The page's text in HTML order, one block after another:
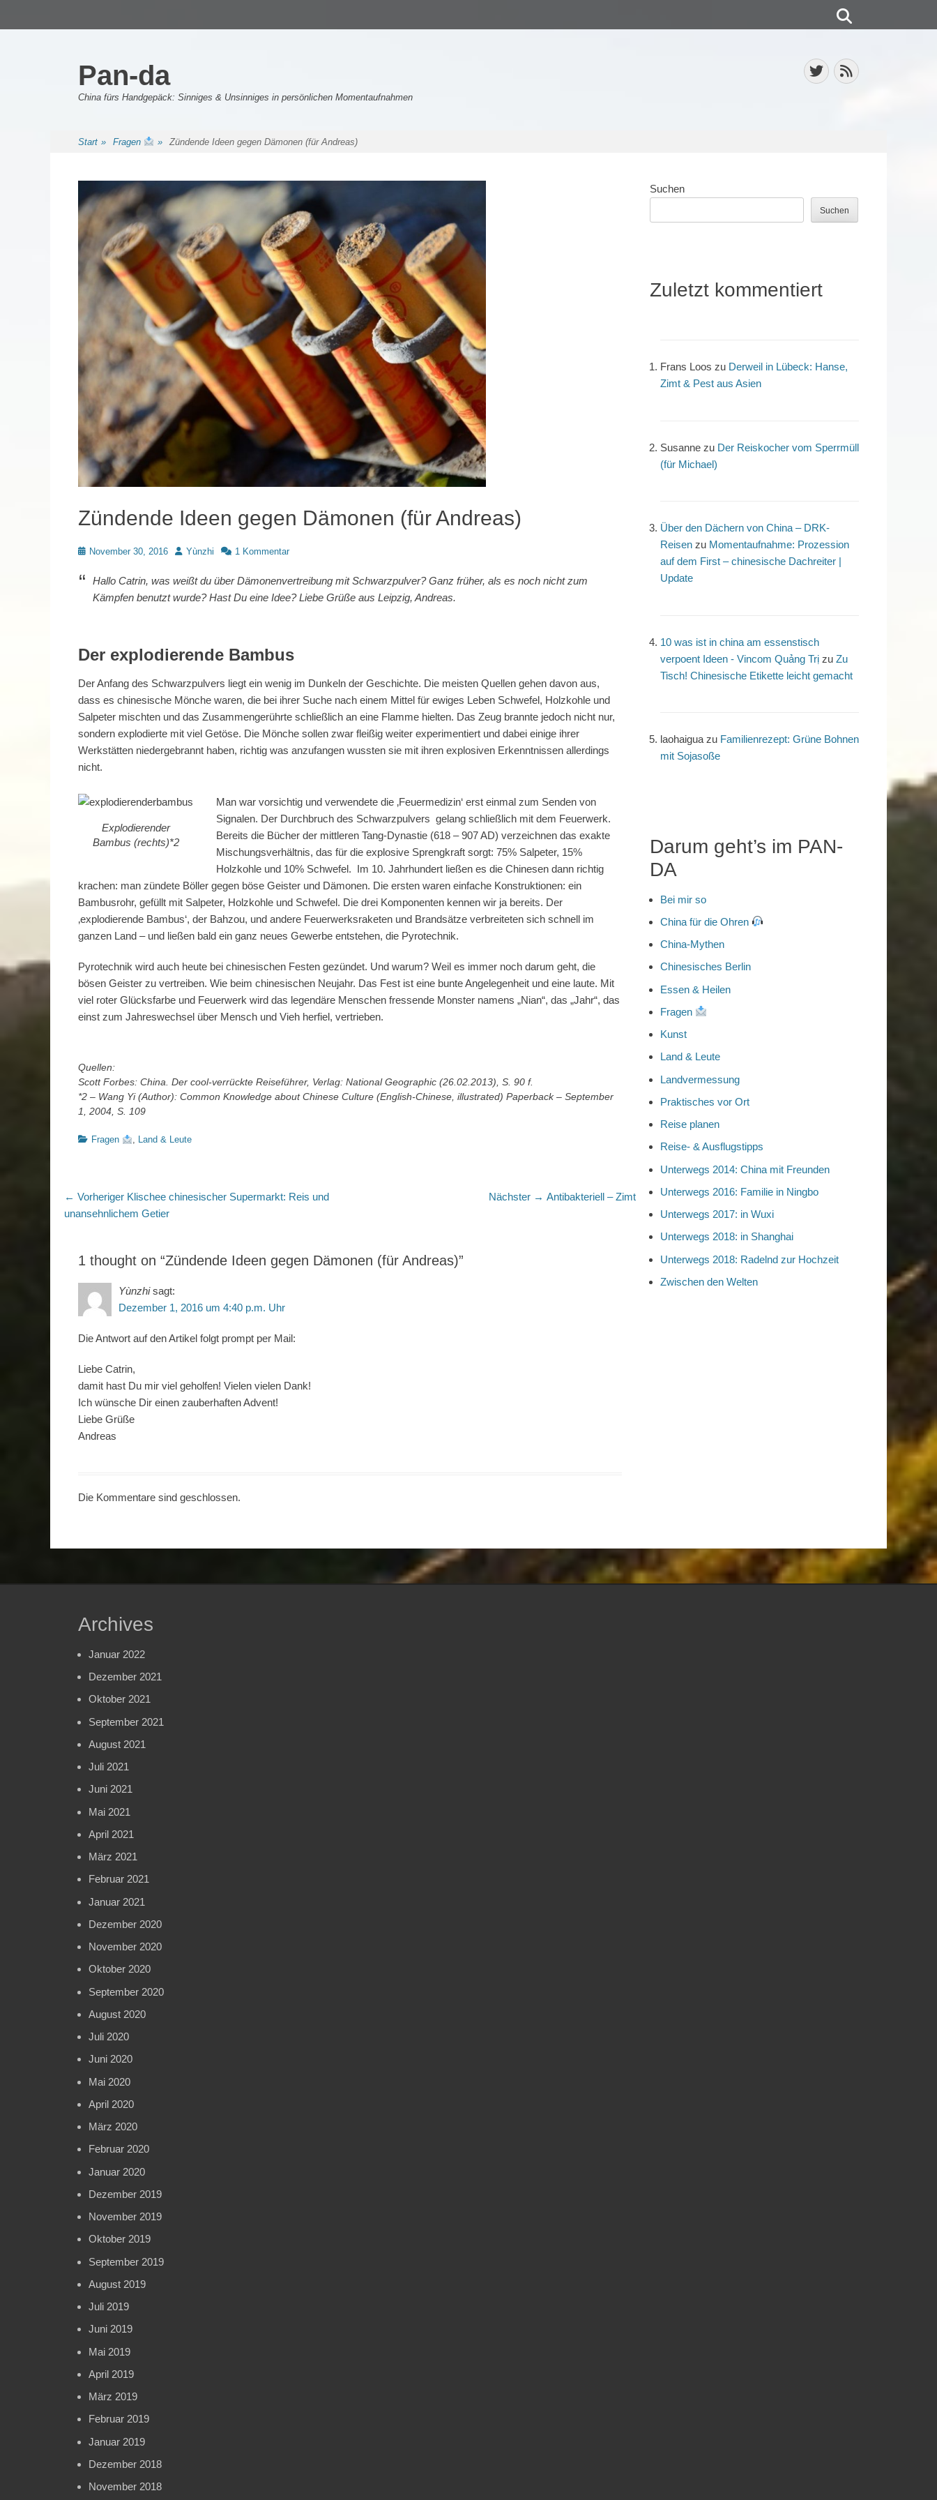
Pan-da
China fürs Handgepäck: Sinniges & Unsinniges in persönlichen Momentaufnahmen
Twitter
Feed
Sekundäres Menü
ZumStart » Fragen » Zündende Ideen gegen Dämonen (für Andreas)
Zündende Ideen gegen Dämonen (für Andreas)
PostedNovember 30, 2016 AutorYùnzhi 1 Kommentar
Hallo Catrin, was weißt du über Dämonenvertreibung mit Schwarzpulver? Ganz früher, als es noch nicht zum
Kämpfen benutzt wurde? Hast Du eine Idee? Liebe Grüße aus Leipzig, Andreas.
Der explodierende Bambus
Der Anfang des Schwarzpulvers liegt ein wenig im Dunkeln der Geschichte. Die meisten Quellen gehen davon aus,
dass es chinesische Mönche waren, die bei ihrer Suche nach einem Mittel für ewiges Leben Schwefel, Holzkohle und
Salpeter mischten und das Zusammengerührte schließlich an eine Flamme hielten. Das Zeug brannte jedoch nicht nur,
sondern explodierte mit viel Getöse. Die Mönche sollen zwar fleißig weiter experimentiert und dabei einige ihrer
Werkstätten niedergebrannt haben, richtig was anzufangen wussten sie mit ihren explosiven Erkenntnissen allerdings
nicht.
Explodierender
Bambus (rechts)*2
Man war vorsichtig und verwendete die ‚Feuermedizin‘ erst einmal zum Senden von
Signalen. Der Durchbruch des Schwarzpulvers gelang schließlich mit dem Feuerwerk.
Bereits die Bücher der mittleren Tang-Dynastie (618 – 907 AD) verzeichnen das exakte
Mischungsverhältnis, das für die explosive Sprengkraft sorgt: 75% Salpeter, 15%
Holzkohle und 10% Schwefel. Im 10. Jahrhundert ließen es die Chinesen dann richtig
krachen: man zündete Böller gegen böse Geister und Dämonen. Die ersten waren einfache Konstruktionen: ein
Bambusrohr, gefüllt mit Salpeter, Holzkohle und Schwefel. Die drei Komponenten kennen wir ja bereits. Der
‚explodierende Bambus‘, der Bahzou, und andere Feuerwerksraketen und Brandsätze verbreiteten sich schnell im
ganzen Land – und ließen bald ein ganz neues Gewerbe entstehen, die Pyrotechnik.
Pyrotechnik wird auch heute bei chinesischen Festen gezündet. Und warum? Weil es immer noch darum geht, die
bösen Geister zu vertreiben. Wie beim chinesischen Neujahr. Das Fest ist eine bunte Angelegenheit und eine laute. Mit
viel roter Glücksfarbe und Feuerwerk wird das legendäre Menschen fressende Monster namens „Nian“, das „Jahr“, das
einst zum Jahreswechsel über Mensch und Vieh herfiel, vertrieben.
Quellen:
Scott Forbes: China. Der cool-verrückte Reiseführer, Verlag: National Geographic (26.02.2013), S. 90 f.
*2 – Wang Yi (Author): Common Knowledge about Chinese Culture (English-Chinese, illustrated) Paperback – September
1, 2004, S. 109
Kategorien
Fragen , Land & Leute
Beitragsnavigation
← Vorheriger Vorheriger
Beitrag:
Klischee chinesischer Supermarkt: Reis und
unansehnlichem Getier
Nächster → Nächster
Antibakteriell – Zimt
1 thought on “Zündende Ideen gegen Dämonen (für Andreas)”
Yùnzhi sagt:
Dezember 1, 2016 um 4:40 p.m. Uhr
Die Antwort auf den Artikel folgt prompt per Mail:
Liebe Catrin,
damit hast Du mir viel geholfen! Vielen vielen Dank!
Ich wünsche Dir einen zauberhaften Advent!
Liebe Grüße
Andreas
Die Kommentare sind geschlossen.
Suchen
Suchen
Zuletzt kommentiert
Frans Loos zu Derweil in Lübeck: Hanse,
Zimt & Pest aus Asien
Susanne zu Der Reiskocher vom Sperrmüll
(für Michael)
Über den Dächern von China – DRK-
Reisen zu Momentaufnahme: Prozession
auf dem First – chinesische Dachreiter |
Update
10 was ist in china am essenstisch
verpoent Ideen - Vincom Quảng Trị zu Zu
Tisch! Chinesische Etikette leicht gemacht
laohaigua zu Familienrezept: Grüne Bohnen
mit Sojasoße
Darum geht’s im PAN-
DA
Bei mir so
China für die Ohren
China-Mythen
Chinesisches Berlin
Essen & Heilen
Fragen
Kunst
Land & Leute
Landvermessung
Praktisches vor Ort
Reise planen
Reise- & Ausflugstipps
Unterwegs 2014: China mit Freunden
Unterwegs 2016: Familie in Ningbo
Unterwegs 2017: in Wuxi
Unterwegs 2018: in Shanghai
Unterwegs 2018: Radelnd zur Hochzeit
Zwischen den Welten
Archives
Januar 2022
Dezember 2021
Oktober 2021
September 2021
August 2021
Juli 2021
Juni 2021
Mai 2021
April 2021
März 2021
Februar 2021
Januar 2021
Dezember 2020
November 2020
Oktober 2020
September 2020
August 2020
Juli 2020
Juni 2020
Mai 2020
April 2020
März 2020
Februar 2020
Januar 2020
Dezember 2019
November 2019
Oktober 2019
September 2019
August 2019
Juli 2019
Juni 2019
Mai 2019
April 2019
März 2019
Februar 2019
Januar 2019
Dezember 2018
November 2018